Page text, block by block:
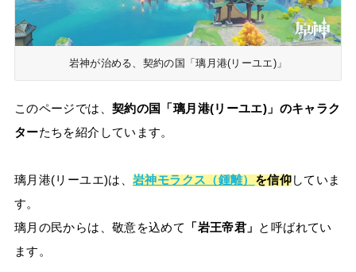
岩神が治める、契約の国「璃月港(リーユエ)」
このページでは、 契約の国「璃月港(リーユエ)」のキャラク
ターたちを紹介しています。
璃月港(リーユエ)は、岩神モラクス（鍾離） を信仰していま
す。
璃月の民からは、敬意を込めて
「岩王帝君」 と呼ばれてい
ます。